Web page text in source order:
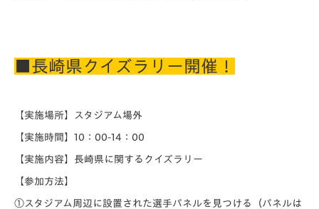
■長崎県クイズラリー開催！
【実施場所】スタジアム場外
【実施時間】10：00-14：00
【実施内容】長崎県に関するクイズラリー
【参加方法】
①スタジアム周辺に設置された選手パネルを見つける（パネルは